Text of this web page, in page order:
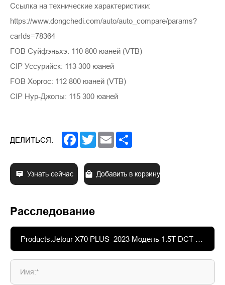
Ссылка на технические характеристики:
https://www.dongchedi.com/auto/auto_compare/params?
carIds=78364
FOB Суйфэньхэ: 110 800 юаней (VTB)
CIP Уссурийск: 113 300 юаней
FOB Хоргос: 112 800 юаней (VTB)
CIP Нур-Джолы: 115 300 юаней
ДЕЛИТЬСЯ: Facebook
TwitterEmail
Узнать сейчас Добавить в корзину
Расследование
Имя:*